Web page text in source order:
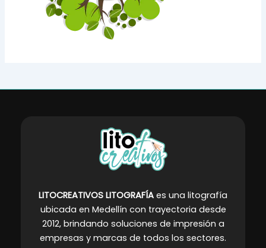
LITOCREATIVOS LITOGRAFÍA es una litografía
ubicada en Medellín con trayectoria desde
2012, brindando soluciones de impresión a
empresas y marcas de todos los sectores.